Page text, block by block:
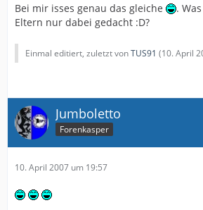
Bei mir isses genau das gleiche
.
Eltern nur dabei gedacht :D?
Einmal editiert, zuletzt vonTUS91 (10. April
Jumboletto
Forenkasper
10. April 2007 um 19:57